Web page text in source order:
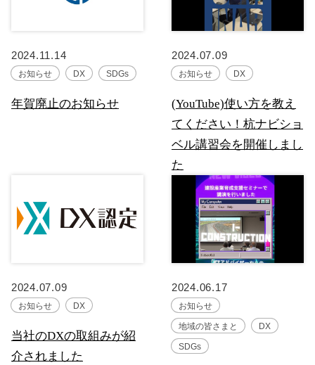
2024.11.14
お知らせ DX SDGs
年賀廃止のお知らせ
2024.07.09
お知らせ DX
(YouTube)使い方を教え
てください！杭ナビショ
ベル講習会を開催しまし
た
2024.07.09
お知らせ DX
当社のDXの取組みが紹
介されました
2024.06.17
お知らせ
地域の皆さまと DX
SDGs